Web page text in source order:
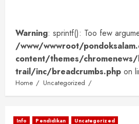
Warning: sprintf(): Too few
/www/wwwroot/
content/themes/
trail/inc/breadcrumbs.php on
Home Uncategorized
Info Pendidikan Uncategorized